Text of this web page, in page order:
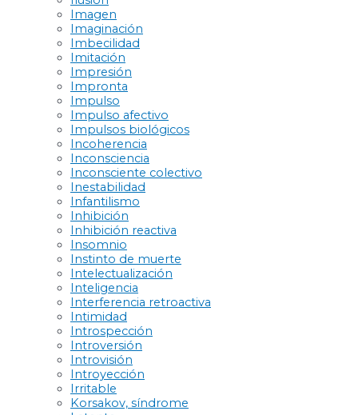
Imagen
Imaginación
Imbecilidad
Imitación
Impresión
Impronta
Impulso
Impulso afectivo
Impulsos biológicos
Incoherencia
Inconsciencia
Inconsciente colectivo
Inestabilidad
Infantilismo
Inhibición
Inhibición reactiva
Insomnio
Instinto de muerte
Intelectualización
Inteligencia
Interferencia retroactiva
Intimidad
Introspección
Introversión
Introvisión
Introyección
Irritable
Korsakov, síndrome